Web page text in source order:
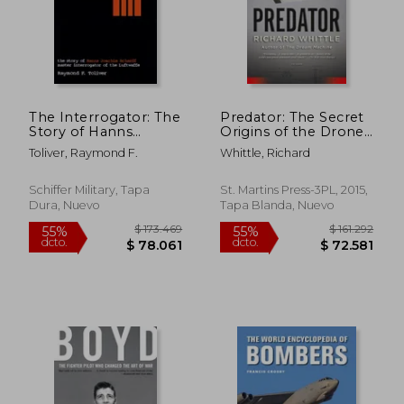
dcto. $ 113.020 dcto. $
The Interrogator: The
Story of Hanns
Joachim Scharff,
Master Interrogator
(Schiffer Military
History) (en Inglés)
Toliver, Raymond F.
Schiffer Military, Tapa
Dura, Nuevo
Predator: The Secret
Origins of the Drone
Revolution (en
Inglés)
Whittle, Richard
St. Martins Press-3PL, 2015,
Tapa Blanda, Nuevo